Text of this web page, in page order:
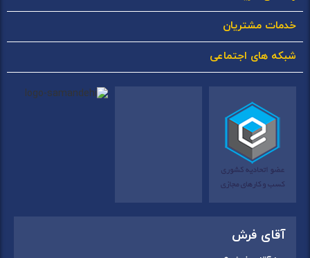
خدمات مشتریان
شبکه های اجتماعی
آقای فرش